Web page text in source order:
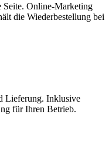
Seite. Online-Marketing
die Wiederbestellung bei
Lieferung. Inklusive
für Ihren Betrieb.